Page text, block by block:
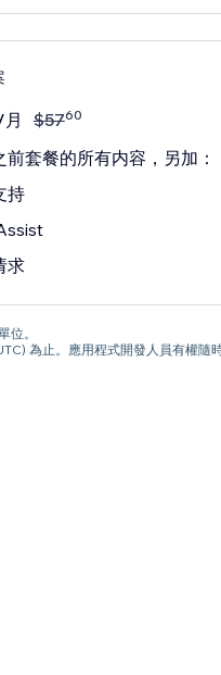
$5760
前套餐的所有内容，另加：
持
求
位。
為止。應用程式開發人員有權隨